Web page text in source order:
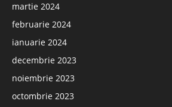
martie 2024
februarie 2024
ianuarie 2024
decembrie 2023
noiembrie 2023
octombrie 2023